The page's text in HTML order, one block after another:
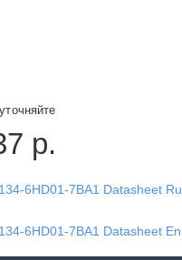
р.
6HD01-7BA1 Datasheet Ru
6HD01-7BA1 Datasheet En